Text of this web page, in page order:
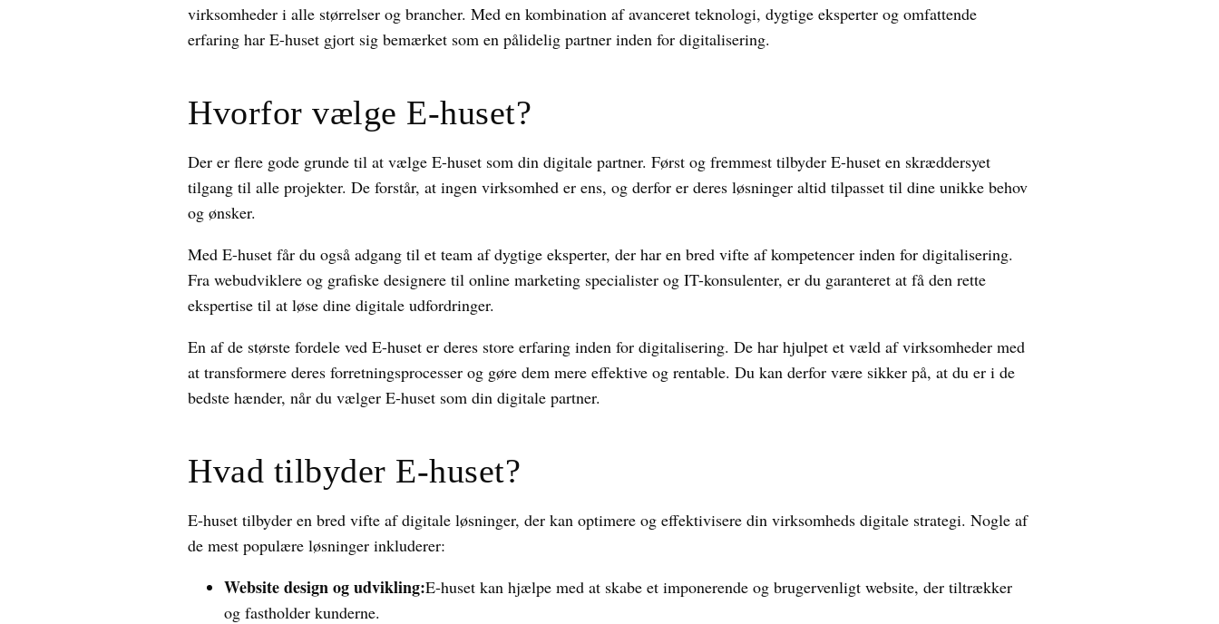
virksomheder i alle størrelser og brancher. Med en kombination af avanceret teknologi, dygtige eksperter og omfattende
erfaring har E-huset gjort sig bemærket som en pålidelig partner inden for digitalisering.
Hvorfor vælge E-huset?
Der er flere gode grunde til at vælge E-huset som din digitale partner. Først og fremmest tilbyder E-huset en skræddersyet
tilgang til alle projekter. De forstår, at ingen virksomhed er ens, og derfor er deres løsninger altid tilpasset til dine unikke behov
og ønsker.
Med E-huset får du også adgang til et team af dygtige eksperter, der har en bred vifte af kompetencer inden for digitalisering.
Fra webudviklere og grafiske designere til online marketing specialister og IT-konsulenter, er du garanteret at få den rette
ekspertise til at løse dine digitale udfordringer.
En af de største fordele ved E-huset er deres store erfaring inden for digitalisering. De har hjulpet et væld af virksomheder med
at transformere deres forretningsprocesser og gøre dem mere effektive og rentable. Du kan derfor være sikker på, at du er i de
bedste hænder, når du vælger E-huset som din digitale partner.
Hvad tilbyder E-huset?
E-huset tilbyder en bred vifte af digitale løsninger, der kan optimere og effektivisere din virksomheds digitale strategi. Nogle af
de mest populære løsninger inkluderer:
Website design og udvikling:E-huset kan hjælpe med at skabe et imponerende og brugervenligt website, der tiltrækker
og fastholder kunderne.